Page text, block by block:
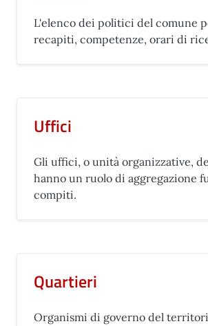
L'elenco dei politici del comune
recapiti, competenze, orari di
Uffici
Gli uffici, o unità organizzative,
hanno un ruolo di aggregazione
compiti.
Quartieri
Organismi di governo del